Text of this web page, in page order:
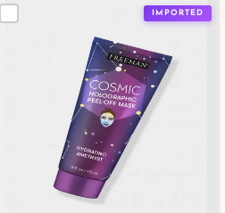
IMPORTED